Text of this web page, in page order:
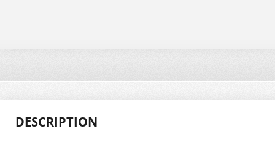
DESCRIPTION